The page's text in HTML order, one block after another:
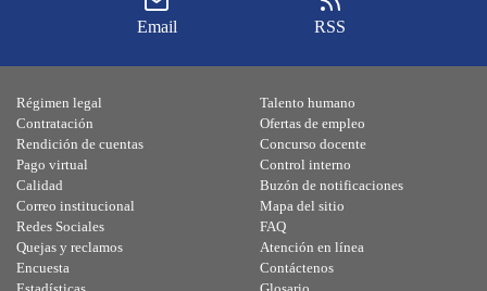
Email RSS
Régimen legal
Contratación
Rendición de cuentas
Pago virtual
Calidad
Talento humano
Ofertas de empleo
Concurso docente
Control interno
Buzón de notificaciones
Correo institucional
Redes Sociales
Quejas y reclamos
Encuesta
Mapa del sitio
FAQ
Atención en línea
Contáctenos